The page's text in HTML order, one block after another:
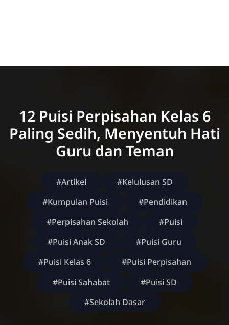
12 Puisi Perpisahan Kelas 6
Paling Sedih, Menyentuh Hati
Guru dan Teman
#Artikel
#Kelulusan SD
#Kumpulan Puisi
#Pendidikan
#Perpisahan Sekolah
#Puisi
#Puisi Anak SD
#Puisi Guru
#Puisi Kelas 6
#Puisi Perpisahan
#Puisi Sahabat
#Puisi SD
#Sekolah Dasar